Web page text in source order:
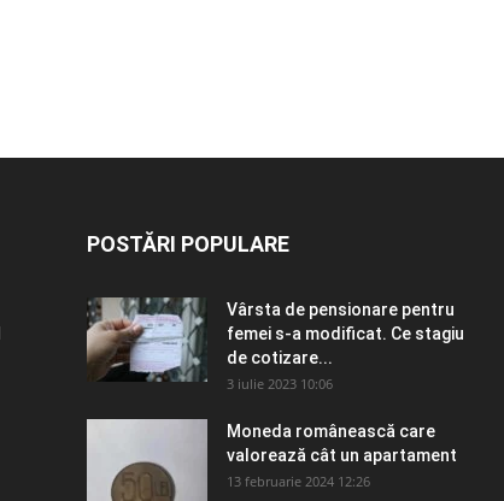
POSTĂRI POPULARE
Vârsta de pensionare pentru
femei s-a modificat. Ce stagiu
de cotizare...
3 iulie 2023 10:06
Moneda românească care
valorează cât un apartament
13 februarie 2024 12:26